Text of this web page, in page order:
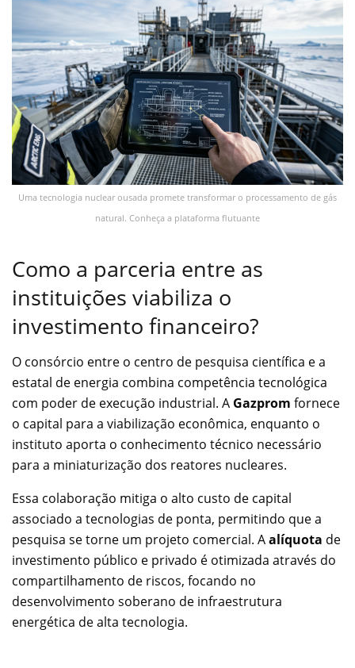
Uma tecnologia nuclear ousada promete transformar o processamento de gás
natural. Conheça a plataforma flutuante
Como a parceria entre as
instituições viabiliza o
investimento financeiro?
O consórcio entre o centro de pesquisa científica e a
estatal de energia combina competência tecnológica
com poder de execução industrial. A Gazprom fornece
o capital para a viabilização econômica, enquanto o
instituto aporta o conhecimento técnico necessário
para a miniaturização dos reatores nucleares.
Essa colaboração mitiga o alto custo de capital
associado a tecnologias de ponta, permitindo que a
pesquisa se torne um projeto comercial. Aalíquota de
investimento público e privado é otimizada através do
compartilhamento de riscos, focando no
desenvolvimento soberano de infraestrutura
energética de alta tecnologia.